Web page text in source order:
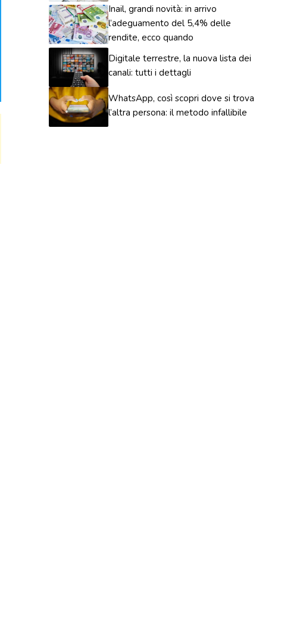
Inail, grandi novità: in arrivo
l’adeguamento del 5,4% delle
rendite, ecco quando
Digitale terrestre, la nuova lista dei
canali: tutti i dettagli
WhatsApp, così scopri dove si trova
l’altra persona: il metodo infallibile